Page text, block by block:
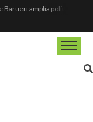
Itapevi melhora nota no IDEB 2025 e registra maior evolução educacional da região
Prefeitura de Mairinque promove palestra em alusão ao Agosto Lilás no CRAS Vila Barreto
Banco do Povo Paulista oferece crédito para impulsionar empreendedores de Mairinque